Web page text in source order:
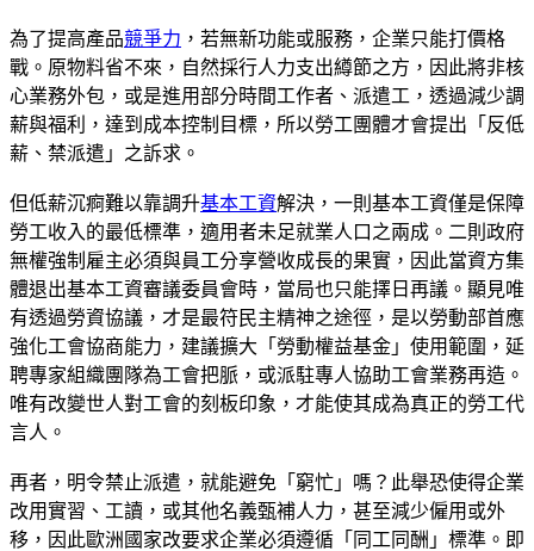
為了提高產品競爭力 ，若無新功能或服務，企業只能打價格
戰。原物料省不來，自然採行人力支出繜節之方，因此將非核
心業務外包，或是進用部分時間工作者、派遣工，透過減少調
薪與福利，達到成本控制目標，所以勞工團體才會提出「反低
薪、禁派遣」之訴求。
但低薪沉痾難以靠調升基本工資解決，一則基本工資僅是保障
勞工收入的最低標準，適用者未足就業人口之兩成。二則政府
無權強制雇主必須與員工分享營收成長的果實，因此當資方集
體退出基本工資審議委員會時，當局也只能擇日再議。顯見唯
有透過勞資協議，才是最符民主精神之途徑，是以勞動部首應
強化工會協商能力，建議擴大「勞動權益基金」使用範圍，延
聘專家組織團隊為工會把脈，或派駐專人協助工會業務再造。
唯有改變世人對工會的刻板印象，才能使其成為真正的勞工代
言人。
再者，明令禁止派遣，就能避免「窮忙」嗎？此舉恐使得企業
改用實習、工讀，或其他名義甄補人力，甚至減少僱用或外
移，因此歐洲國家改要求企業必須遵循「同工同酬」標準。即